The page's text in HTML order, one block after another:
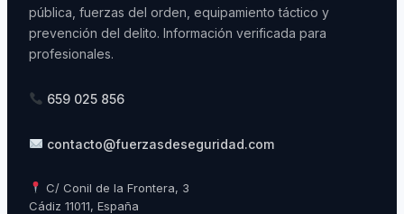
pública, fuerzas del orden, equipamiento táctico y
prevención del delito. Información verificada para
profesionales.
659 025 856
contacto@fuerzasdeseguridad.com
C/ Conil de la Frontera, 3
Cádiz 11011, España